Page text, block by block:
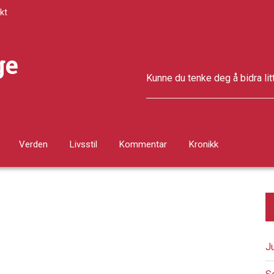
Kunne du tenke deg å bidra
Verden Livsstil Kommentar Kronikk